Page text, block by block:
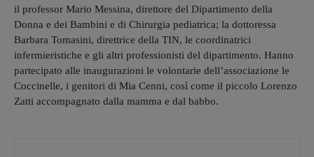
il professor Mario Messina, direttore del Dipartimento della
Donna e dei Bambini e di Chirurgia pediatrica; la dottoressa
Barbara Tomasini, direttrice della TIN, le coordinatrici
infermieristiche e gli altri professionisti del dipartimento. Hanno
partecipato alle inaugurazioni le volontarie dell’associazione le
Coccinelle, i genitori di Mia Cenni, così come il piccolo Lorenzo
Zatti accompagnato dalla mamma e dal babbo.